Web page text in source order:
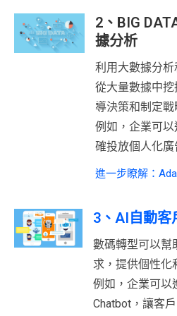
2、BIG
據分析
利用大數據分
從大量數據中
導決策和制定戰
例如，企業可
確投放個人化廣
進一步瞭解：
3、AI自動客
數碼轉型可以幫
求，提供個性化
例如，企業可以
Chatbot，讓客